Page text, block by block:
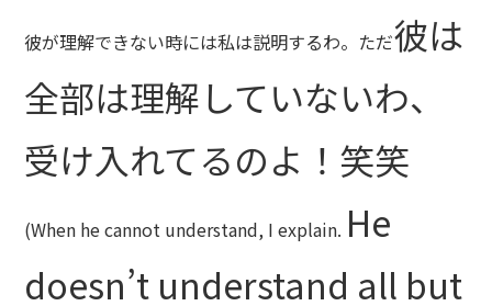
彼が理解できない時には私は説明するわ。ただ彼は
全部は理解していないわ、
受け入れてるのよ！笑笑
(When he cannot understand, I explain. He
doesn’t understand all but